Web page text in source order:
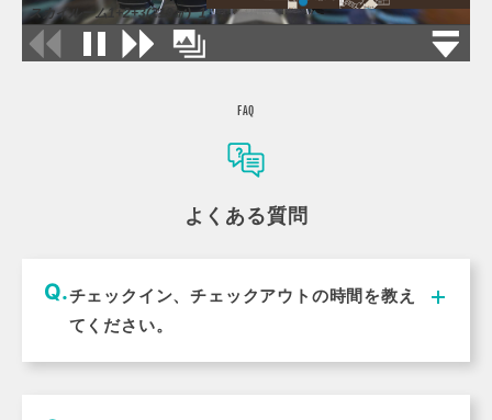
FAQ
よくある質問
チェックイン、チェックアウトの時間を教え
てください。